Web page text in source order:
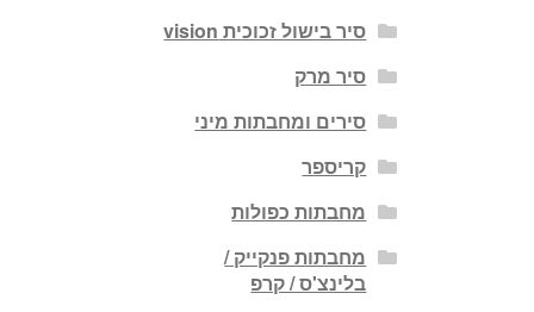
סיר בישול זכוכית vision
סיר מרק
סירים ומחבתות מיני
קריספר
מחבתות כפולות
מחבתות פנקייק /
בלינצ'ס / קרפ